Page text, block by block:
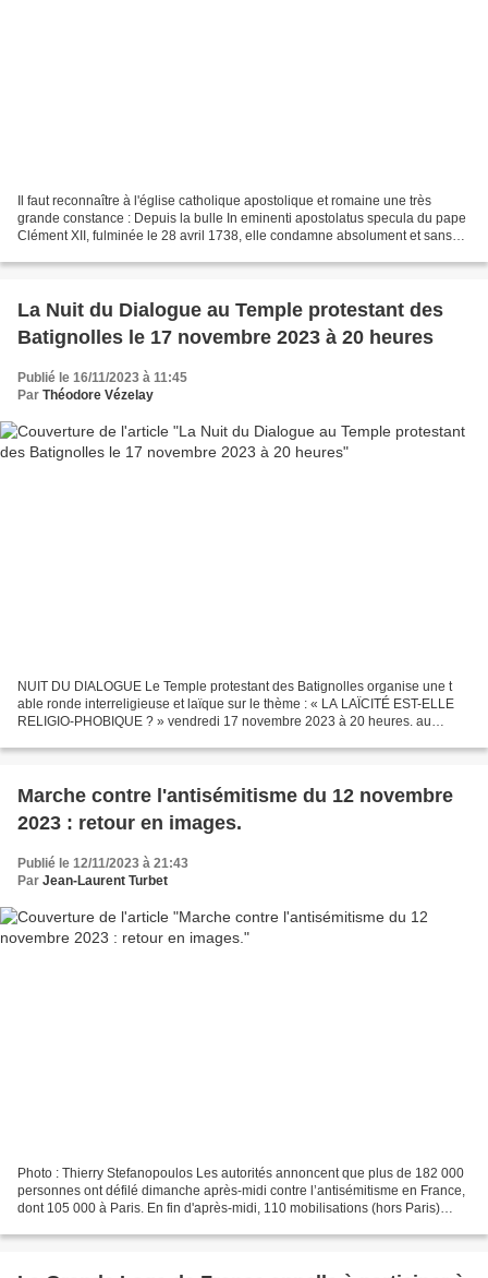
Il faut reconnaître à l'église catholique apostolique et romaine une très
grande constance : Depuis la bulle In eminenti apostolatus specula du pape
Clément XII, fulminée le 28 avril 1738, elle condamne absolument et sans
La Nuit du Dialogue au Temple protestant des
Batignolles le 17 novembre 2023 à 20 heures
Publié le 16/11/2023 à 11:45
Par Théodore Vézelay
NUIT DU DIALOGUE Le Temple protestant des Batignolles organise une t
able ronde interreligieuse et laïque sur le thème : « LA LAÏCITÉ EST-ELLE
RELIGIO-PHOBIQUE ? » vendredi 17 novembre 2023 à 20 heures. au
Marche contre l'antisémitisme du 12 novembre
2023 : retour en images.
Publié le 12/11/2023 à 21:43
Par Jean-Laurent Turbet
Photo : Thierry Stefanopoulos Les autorités annoncent que plus de 182 000
personnes ont défilé dimanche après-midi contre l’antisémitisme en France,
dont 105 000 à Paris. En fin d'après-midi, 110 mobilisations (hors Paris)